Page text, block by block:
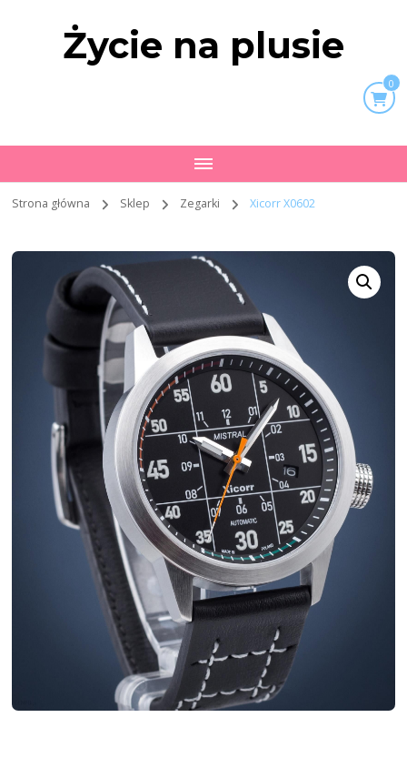
Życie na plusie
0
Strona główna Sklep Zegarki Xicorr X0602